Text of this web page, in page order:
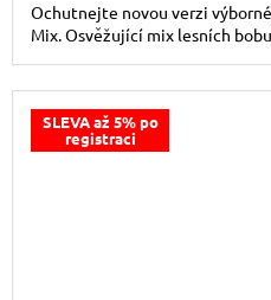
Ochutnejte novou verzi
Mix. Osvěžující mix lesních
SLEVA až 5% po
registraci